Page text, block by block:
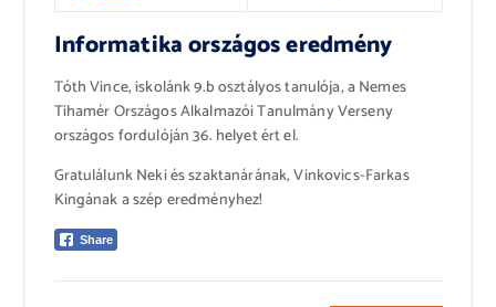
Informatika országos eredmény
Tóth Vince, iskolánk 9.b osztályos tanulója, a Nemes
Tihamér Országos Alkalmazói Tanulmány Verseny
országos fordulóján 36. helyet ért el.
Gratulálunk Neki és szaktanárának, Vinkovics-Farkas
Kingának a szép eredményhez!
Share